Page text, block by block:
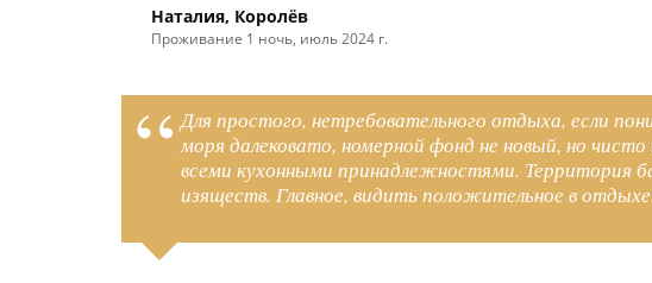
Наталия, Королёв
Проживание 1 ночь, июль 2024 г.
Для простого, нетребовательного отдыха, если
моря далековато, номерной фонд не новый, но
всеми кухонными принадлежностями. Территория
изяществ. Главное, видить положительное в